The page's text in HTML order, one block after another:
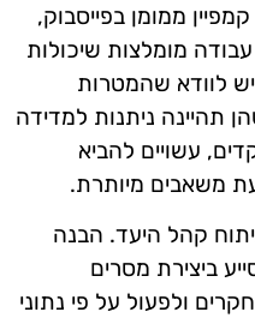
ממומן בפייסבוק,
מומלצות שיכולות
לוודא שהמטרות
תהיינה ניתנות למדידה
עשויים להביא
משאבים מיותרת.
קהל היעד. הבנה
ביצירת מסרים
ולפעול על פי נתוני